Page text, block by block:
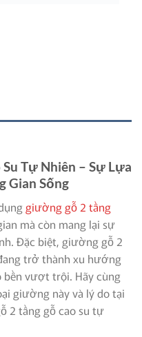
Tự Nhiên – Sự Lựa
Gian Sống
giường gỗ 2 tầng
mà còn mang lại sự
Đặc biệt, giường gỗ 2
trở thành xu hướng
bền vượt trội. Hãy cùng
giường này và lý do tại
2 tầng gỗ cao su tự